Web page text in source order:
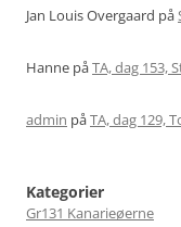
Jan Louis Overgaard på
Hanne påTA, dag 153,
admin påTA, dag 129,
Kategorier
Gr131 Kanarieøerne